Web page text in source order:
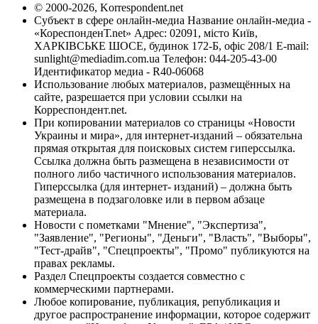
© 2000-2026, Korrespondent.net
Субъект в сфере онлайн-медиа Название онлайн-медиа -
«КореспонденТ.net» Адрес: 02091, місто Київ,
ХАРКІВСЬКЕ ШОСЕ, будинок 172-Б, офіс 208/1 E-mail:
sunlight@mediadim.com.ua Телефон: 044-205-43-00
Идентификатор медиа - R40-06068
Использование любых материалов, размещённых на
сайте, разрешается при условии ссылки на
Корреспондент.net.
При копировании материалов со страницы «Новости
Украины и мира», для интернет-изданий – обязательна
прямая открытая для поисковых систем гиперссылка.
Ссылка должна быть размещена в независимости от
полного либо частичного использования материалов.
Гиперссылка (для интернет- изданий) – должна быть
размещена в подзаголовке или в первом абзаце
материала.
Новости с пометками "Мнение", "Экспертиза",
"Заявление", "Регионы", "Деньги", "Власть", "Выборы",
"Тест-драйв", "Спецпроекты", "Промо" публикуются на
правах рекламы.
Раздел Спецпроекты создается совместно с
коммерческими партнерами.
Любое копирование, публикация, републикация и
другое распространение информации, которое содержит